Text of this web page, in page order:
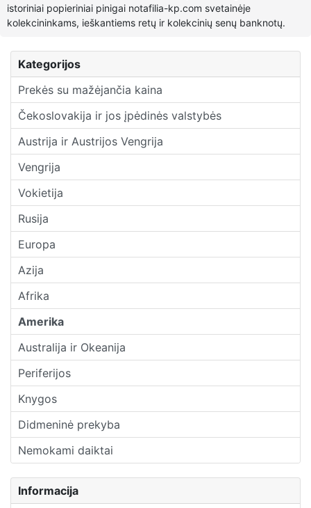
Kategorijos
Prekės su mažėjančia kaina
Čekoslovakija ir jos įpėdinės valstybės
Austrija ir Austrijos Vengrija
Vengrija
Vokietija
Rusija
Europa
Azija
Afrika
Amerika
Australija ir Okeanija
Periferijos
Knygos
Didmeninė prekyba
Nemokami daiktai
Informacija
istoriniai popieriniai pinigai notafilia-kp.com svetainėje
kolekcininkams, ieškantiems retų ir kolekcinių senų banknotų.